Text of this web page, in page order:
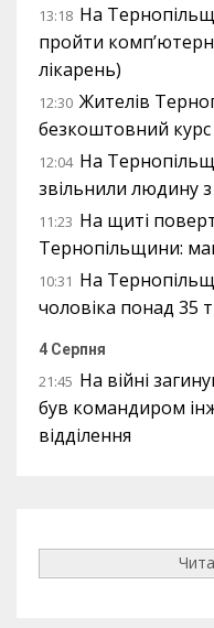
13:18 На
пройти
лікарень)
12:30 Жителів
безкоштовний
12:04 На
звільнили людину
11:23 На щиті
Тернопільщини:
10:31 На
чоловіка понад 35
4 Серпня
21:45 На війні
був командиром
відділення